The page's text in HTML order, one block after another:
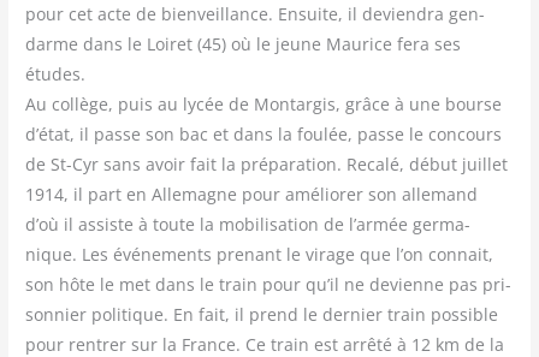
pour cet acte de bien­veillance. Ensuite, il devien­dra gen­
darme dans le Loi­ret (45) où le jeune Mau­rice fera ses
études.
Au col­lège, puis au lycée de Mon­tar­gis, grâce à une bourse
d’état, il passe son bac et dans la fou­lée, passe le concours
de St-Cyr sans avoir fait la pré­pa­ra­tion. Reca­lé, début juillet
1914, il part en Alle­magne pour amé­lio­rer son alle­mand
d’où il assiste à toute la mobi­li­sa­tion de l’armée ger­ma­
nique. Les évé­ne­ments pre­nant le virage que l’on connait,
son hôte le met dans le train pour qu’il ne devienne pas pri­
son­nier poli­tique. En fait, il prend le der­nier train pos­sible
pour ren­trer sur la France. Ce train est arrê­té à 12 km de la